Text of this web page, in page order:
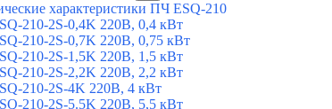
характеристики ПЧ ESQ-210
210-2S-0,4K 220В, 0,4 кВт
210-2S-0,7K 220В, 0,75 кВт
210-2S-1,5K 220В, 1,5 кВт
210-2S-2,2K 220В, 2,2 кВт
210-2S-4K 220В, 4 кВт
210-2S-5.5K 220В, 5,5 кВт